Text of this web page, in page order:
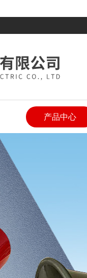
产品中心